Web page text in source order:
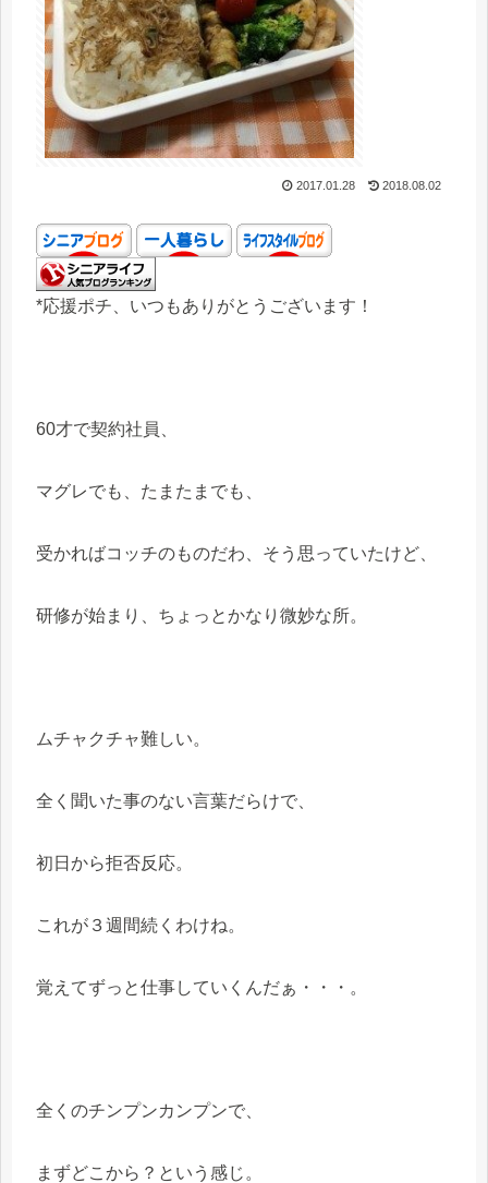
2017.01.28 2018.08.02
*応援ポチ、いつもありがとうございます！
60才で契約社員、
マグレでも、たまたまでも、
受かればコッチのものだわ、そう思っていたけど、
研修が始まり、ちょっとかなり微妙な所。
ムチャクチャ難しい。
全く聞いた事のない言葉だらけで、
初日から拒否反応。
これが３週間続くわけね。
覚えてずっと仕事していくんだぁ・・・。
全くのチンプンカンプンで、
まずどこから？という感じ。